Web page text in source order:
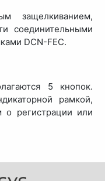
защелкиванием,
соединительными
DCN-FEC.
5 кнопок.
рамкой,
о регистрации или